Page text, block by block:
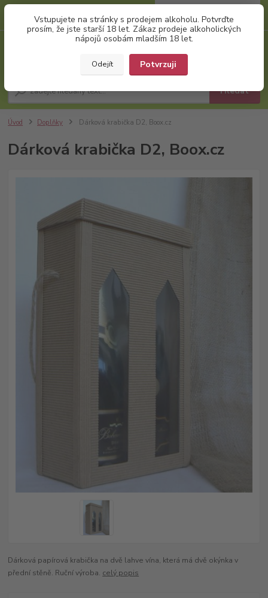
Vstupujete na stránky s prodejem alkoholu. Potvrďte
prosím, že jste starší 18 let. Zákaz prodeje alkoholických
nápojů osobám mladším 18 let.
Odejít Potvrzuji
Hledat
(Po-Pá, 8:00-17:00)
za0,00 Kč
Úvod Doplňky Dárková krabička D2, Boox.cz
Dárková krabička D2, Boox.cz
Dárková papírová krabička na dvě lahve vína, která má dvě okýnka v
přední stěně. Ruční výroba. celý popis